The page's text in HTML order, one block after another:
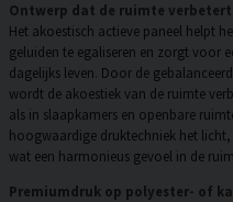
Ontwerp dat de ruimte
Het akoestisch actieve paneel helpt
geluiden te egaliseren en zorgt voor
dagelijks leven. Door de
wordt de akoestiek van de ruimte
als in slaapkamers en openbare
hoogwaardige druktechniek het
wat een harmonieus gevoel in de
Premiumdruk op polyester- of